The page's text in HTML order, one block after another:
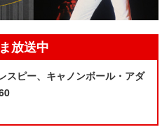
放送中
スピー、キャノンボール・アダ